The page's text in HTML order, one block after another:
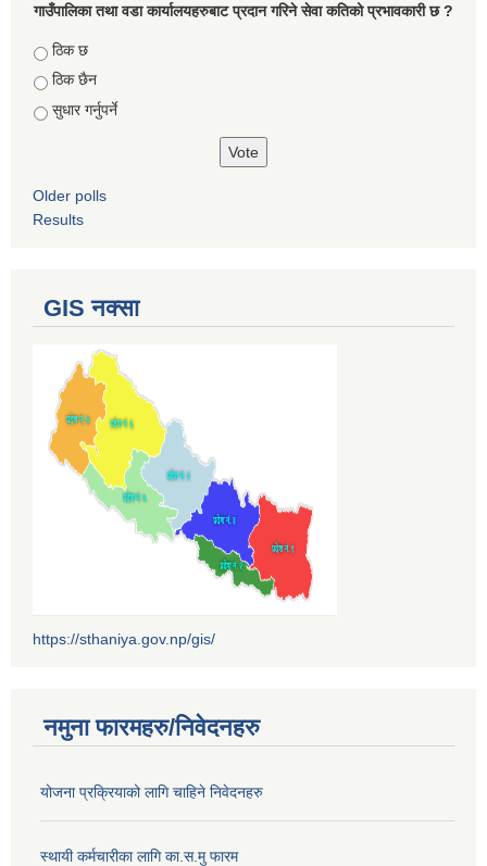
गाउँपालिका तथा वडा कार्यालयहरुबाट प्रदान गरिने सेवा कतिको प्रभावकारी छ ?
Choices
ठिक छ
ठिक छैन
सुधार गर्नुपर्ने
Older polls
Results
GIS नक्सा
https://sthaniya.gov.np/gis/
नमुना फारमहरु/निवेदनहरु
योजना प्रक्रियाको लागि चाहिने निवेदनहरु
स्थायी कर्मचारीका लागि का.स.मु फारम